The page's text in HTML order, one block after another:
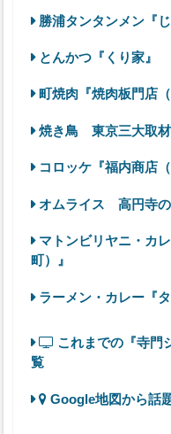
勝浦タンタンメン『じ
とんかつ『くり家』
町焼肉『焼肉板門店（
焼き鳥 東京三大取材
コロッケ『福内商店（
オムライス 高円寺の
マトンビリヤニ・カ
町）』
ラーメン・カレー『タ
これまでの『寺門
覧
Google地図から話